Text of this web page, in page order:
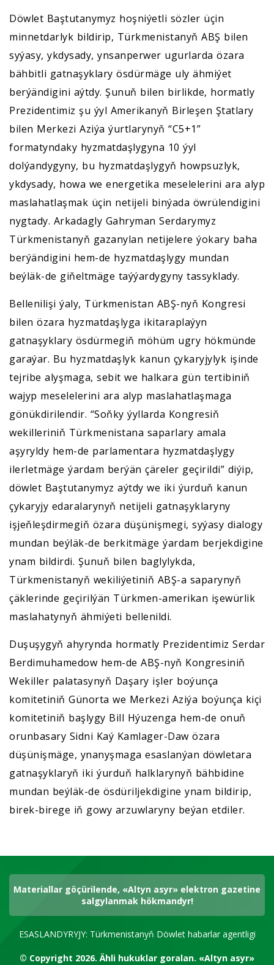
Döwlet Baştutanymyz hoşniýetli sözler üçin
minnetdarlyk bildirip, Türkmenistanyň ABŞ bilen
syýasy, ykdysady, ynsanperwer ugurlarda özara
bähbitli gatnaşyklary ösdürmäge uly ähmiýet
berýändigini aýtdy. Şunuň bilen birlikde, hormatly
Prezidentimiz şu ýyl Amerikanyň Birleşen Ştatlary
bilen Merkezi Aziýa ýurtlarynyň “C5+1”
formatyndaky hyzmatdaşlygyna 10 ýyl
dolýandygyny, bu hyzmatdaşlygyň howpsuzlyk,
ykdysady, howa we energetika meselelerini ara alyp
maslahatlaşmak üçin netijeli binýada öwrülendigini
nygtady. Arkadagly Gahryman Serdarymyz
Türkmenistanyň gazanylan netijelere ýokary baha
berýändigini hem-de hyzmatdaşlygy mundan
beýläk-de giňeltmäge taýýardygyny tassyklady.
Bellenilişi ýaly, Türkmenistan ABŞ-nyň Kongresi
bilen özara hyzmatdaşlyga ikitaraplaýyn
gatnaşyklary ösdürmegiň möhüm ugry hökmünde
garaýar. Bu hyzmatdaşlyk kanun çykaryjylyk işinde
tejribe alyşmaga, sebit we halkara gün tertibiniň
wajyp meselelerini ara alyp maslahatlaşmaga
gönükdirilendir. “Soňky ýyllarda Kongresiň
wekilleriniň Türkmenistana saparlary amala
aşyryldy hem-de parlamentara hyzmatdaşlygy
ilerletmäge ýardam berýän çäreler geçirildi” diýip,
döwlet Baştutanymyz aýtdy we iki ýurduň kanun
çykaryjy edaralarynyň netijeli gatnaşyklaryny
işjeňleşdirmegiň özara düşünişmegi, syýasy dialogy
mundan beýläk-de berkitmäge ýardam berjekdigine
ynam bildirdi. Şunuň bilen baglylykda,
Türkmenistanyň wekiliýetiniň ABŞ-a saparynyň
çäklerinde geçirilýän Türkmen-amerikan işewürlik
maslahatynyň ähmiýeti bellenildi.
Duşuşygyň ahyrynda hormatly Prezidentimiz Serdar
Berdimuhamedow hem-de ABŞ-nyň Kongresiniň
Wekiller palatasynyň Daşary işler boýunça
komitetiniň Günorta we Merkezi Aziýa boýunça kiçi
komitetiniň başlygy Bill Hýuzenga hem-de onuň
orunbasary Sidni Kaý Kamlager-Daw özara
düşünişmäge, ynanyşmaga esaslanýan döwletara
gatnaşyklaryň iki ýurduň halklarynyň bähbidine
mundan beýläk-de ösdüriljekdigine ynam bildirip,
birek-birege iň gowy arzuwlaryny beýan etdiler.
Materiallar göçürilende, «Altyn asyr» elektron gazetine
salgylanmak hökmandyr!
ESASLANDYRYJY: Türkmenistanyň Döwlet habarlar agentligi
© Copyright 2026.Ähli hukuklar goralan. «Altyn asyr»